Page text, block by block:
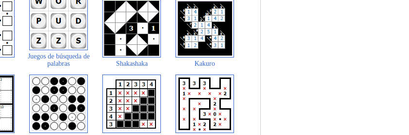
Juegos de búsqueda de
palabras
Shakashaka Kakuro